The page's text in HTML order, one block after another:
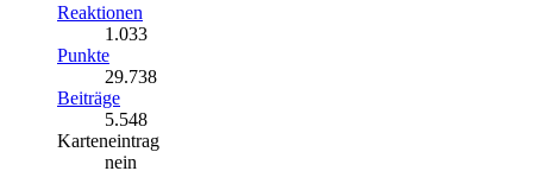
Reaktionen
1.033
Punkte
29.738
Beiträge
5.548
Karteneintrag
nein